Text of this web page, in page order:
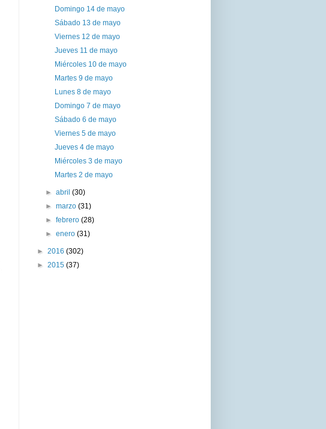
Domingo 14 de mayo
Sábado 13 de mayo
Viernes 12 de mayo
Jueves 11 de mayo
Miércoles 10 de mayo
Martes 9 de mayo
Lunes 8 de mayo
Domingo 7 de mayo
Sábado 6 de mayo
Viernes 5 de mayo
Jueves 4 de mayo
Miércoles 3 de mayo
Martes 2 de mayo
►abril(30)
►marzo(31)
►febrero(28)
►enero(31)
► 2016 (302)
► 2015 (37)